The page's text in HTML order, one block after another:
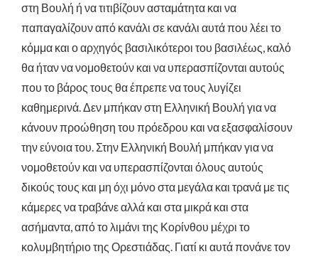
στη Βουλή ή να τιτιβίζουν ασταμάτητα και να
παπαγαλίζουν από κανάλι σε κανάλι αυτά που λέει το
κόμμα και ο αρχηγός βασιλικότεροι του βασιλέως, καλό
θα ήταν να νομοθετούν και να υπερασπίζονται αυτούς
που το βάρος τους θα έπρεπε να τους λυγίζει
καθημερινά.Δεν μπήκαν στη Ελληνική Βουλή για να
κάνουν προώθηση του πρόεδρου και να εξασφαλίσουν
την εύνοια του. Στην Ελληνική Βουλή μπήκαν γιανα
νομοθετούν και να υπερασπίζονται όλους αυτούς
δικούς τους και μη όχι μόνο στα μεγάλα και τρανά με τις
κάμερες να τραβάνε αλλά και στα μικρά και στα
ασήμαντα, από το λιμάνι της Κορίνθου μέχρι το
κολυμβητήριο της Ορεστιάδας. Γιατί κι αυτά πονάνε τον